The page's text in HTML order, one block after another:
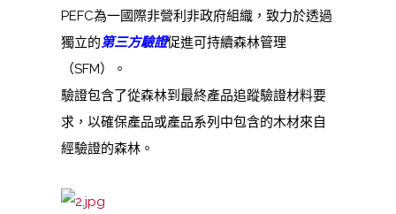
PEFC為一國際非營利非政府組織，致力於透過
獨立的第三方驗證促進可持續森林管理
（SFM）。
驗證包含了從森林到最終產品追蹤驗證材料要
求，以確保產品或產品系列中包含的木材來自
經驗證的森林。